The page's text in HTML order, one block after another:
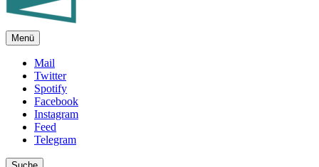
FEUILLETON IM INTERNET
Menü
Mail
Twitter
Spotify
Facebook
Instagram
Feed
Telegram